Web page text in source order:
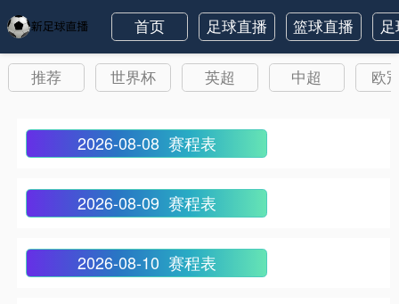
首页 足球直播 篮球直播
推荐 世界杯 英超 中超 欧
2026-08-08 赛程表
2026-08-09 赛程表
2026-08-10 赛程表